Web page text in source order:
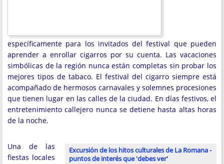
específicamente para los invitados del festival que pueden
aprender a enrollar cigarros por su cuenta. Las vacaciones
simbólicas de la región nunca están completas sin probar los
mejores tipos de tabaco. El festival del cigarro siempre está
acompañado de hermosos carnavales y solemnes procesiones
que tienen lugar en las calles de la ciudad. En días festivos, el
entretenimiento callejero nunca se detiene hasta altas horas
de la noche.
Excursión de los hitos culturales de La Romana -
puntos de interés que 'debes ver'
Una de las
fiestas locales